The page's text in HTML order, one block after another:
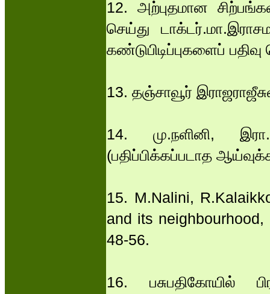
12. அற்புதமான
செய்து
கண்டுபிடிப்புகளைப்
13. தஞ்சாவூர்
14. மு.நளினி,
(பதிப்பிக்கப்படாத
15. M.Nalini,
and its
48-56.
16. பசுபதிகோயில்